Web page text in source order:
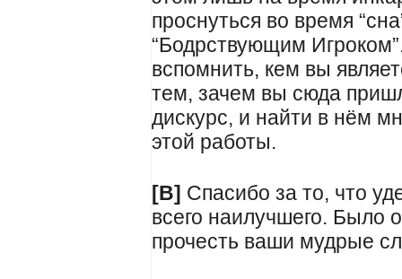
проснуться во время
“Бодрствующим
вспомнить, кем вы
тем, зачем вы сюда
дискурс, и найти в нём
этой работы.
[В] Спасибо за то, что
всего наилучшего. Было
прочесть ваши мудрые